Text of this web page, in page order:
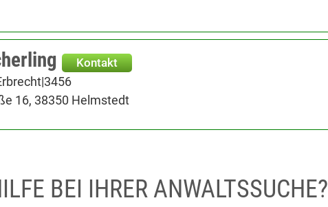
Kontakt
16, 38350 Helmstedt
BEI IHRER ANWALTSSUCHE?